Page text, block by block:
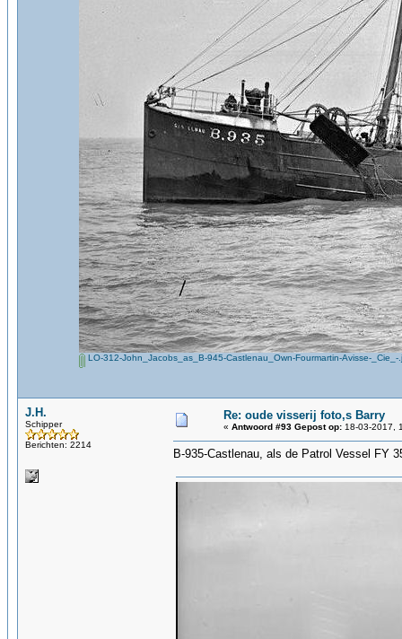
LO-312-John_Jacobs_as_B-945-Castlenau_Own-Fourmartin-Avisse-_Cie_-
J.H.
Schipper
Berichten: 2214
Re: oude visserij foto,s Barry
« Antwoord #93 Gepost op: 18-03-2017,
B-935-Castlenau, als de Patrol Vessel FY